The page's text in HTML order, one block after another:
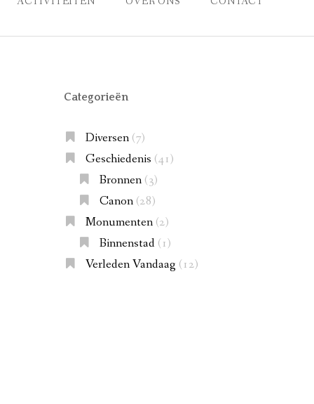
(1451-1962)
VAN KAREL VAN GELRE OP DE JANSPLAATS
Categorieën
Diversen(7)
Geschiedenis (41)
Bronnen(3)
Canon(28)
Monumenten(2)
Binnenstad(1)
Verleden Vandaag (12)